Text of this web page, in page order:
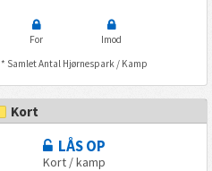
For
Imod
* Samlet Antal Hjørnespark / Kamp
Kort
LÅS OP
Kort / kamp